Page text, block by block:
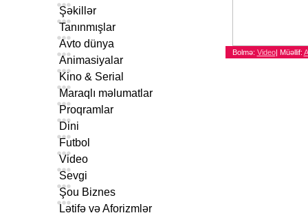
Şəkillər
Tanınmışlar
Avto dünya
Animasiyalar
Kino & Serial
Maraqlı məlumatlar
Proqramlar
Dini
Futbol
Video
Sevgi
Şou Biznes
Lətifə və Aforizmlər
Bolmə: Video| Müəllif: